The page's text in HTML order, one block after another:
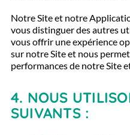
Notre Site et notre
vous distinguer des autres
vous offrir une expérience
sur notre Site et nous
performances de notre Site
4. NOUS
SUIVANTS :